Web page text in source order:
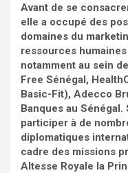
Avant de se
elle a occupé des
domaines du
ressources
notamment au sein
Free Sénégal,
Basic-Fit), Adecco
Banques au
participer à de
diplomatiques
cadre des missions
Altesse Royale la